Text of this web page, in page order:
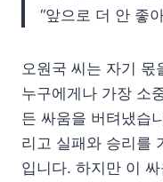
“앞으로 더 안 좋
오원국 씨는 자기 몫
누구에게나 가장 소
든 싸움을 버텨냈습
리고 실패와 승리를
입니다. 하지만 이